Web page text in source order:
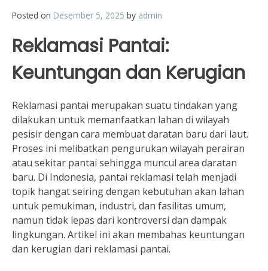
Posted on Desember 5, 2025 by admin
Reklamasi Pantai:
Keuntungan dan Kerugian
Reklamasi pantai merupakan suatu tindakan yang
dilakukan untuk memanfaatkan lahan di wilayah
pesisir dengan cara membuat daratan baru dari laut.
Proses ini melibatkan pengurukan wilayah perairan
atau sekitar pantai sehingga muncul area daratan
baru. Di Indonesia, pantai reklamasi telah menjadi
topik hangat seiring dengan kebutuhan akan lahan
untuk pemukiman, industri, dan fasilitas umum,
namun tidak lepas dari kontroversi dan dampak
lingkungan. Artikel ini akan membahas keuntungan
dan kerugian dari reklamasi pantai.